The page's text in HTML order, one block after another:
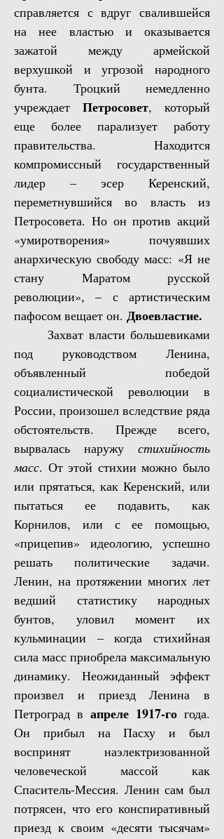
справляется с вдруг свалившейся
на нее властью и оказывается
зажатой между армейской
верхушкой и угрозой народного
бунта. Троцкий немедленно
учреждает Петросовет, который
еще более парализует работу
правительства. Находится
компромиссный государственный
лидер – эсер Керенский,
переметнувшийся во власть из
Петросовета. Но он против акций
«умиротворения» почуявших
анархическую свободу масс: «Я не
стану Маратом русской
революции», – с артистическим
пафосом вещает он. Двоевластие.
Захват власти большевиками
под руководством Ленина,
объявленный победой
социалистической революции в
России, произошел вследствие ряда
обстоятельств. Прежде всего,
вырвалась наружу стихийность
масс. От этой стихии можно было
или прятаться, как Керенский, или
пытаться ее подавить, как
Корнилов, или с ее помощью,
«прицепив» идеологию, успешно
решать политические задачи.
Ленин, на протяжении многих лет
ведший статистику народных
бунтов, уловил момент их
кульминации – когда стихийная
сила масс приобрела максимальную
динамику. Неожиданный эффект
произвел и приезд Ленина в
Петроград в апреле 1917-го года.
Он прибыл на Пасху и был
воспринят наэлектризованной
человеческой массой как
Спаситель-Мессия. Ленин сам был
потрясен, что его конспиративный
приезд к своим «десяти тысячам»